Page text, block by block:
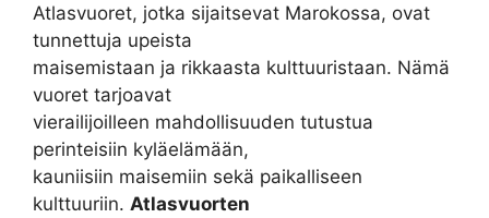
Atlasvuoret, jotka sijaitsevat Marokossa, ovat
tunnettuja upeista
maisemistaan ja rikkaasta kulttuuristaan. Nämä
vuoret tarjoavat
vierailijoilleen mahdollisuuden tutustua
perinteisiin kyläelämään,
kauniisiin maisemiin sekä paikalliseen
kulttuuriin. Atlasvuorten